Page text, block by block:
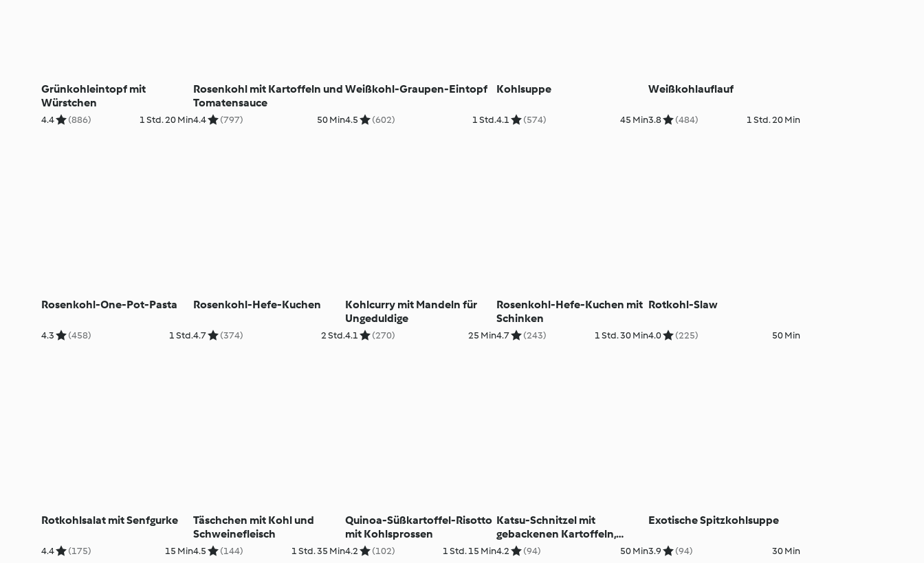
Grünkohleintopf mit
Würstchen
4.4 (886) 1 Std. 20 Min
Rosenkohl mit Kartoffeln und
Tomatensauce
4.4 (797) 50 Min
Weißkohl-Graupen-Eintopf
4.5 (602) 1 Std.
Kohlsuppe
4.1 (574) 45 Min
Weißkohlauflauf
3.8 (484) 1 Std. 20 Min
Rosenkohl-One-Pot-Pasta
4.3 (458) 1 Std.
Rosenkohl-Hefe-Kuchen
4.7 (374) 2 Std.
Kohlcurry mit Mandeln für
Ungeduldige
4.1 (270) 25 Min
Rosenkohl-Hefe-Kuchen mit
Schinken
4.7 (243) 1 Std. 30 Min
Rotkohl-Slaw
4.0 (225) 50 Min
Rotkohlsalat mit Senfgurke
4.4 (175) 15 Min
Täschchen mit Kohl und
Schweinefleisch
4.5 (144) 1 Std. 35 Min
Quinoa-Süßkartoffel-Risotto
mit Kohlsprossen
4.2 (102) 1 Std. 15 Min
Katsu-Schnitzel mit
gebackenen Kartoffeln,
Wasabi-Dill-Dressing und
4.2 (94) 50 Min
Exotische Spitzkohlsuppe
3.9 (94) 30 Min